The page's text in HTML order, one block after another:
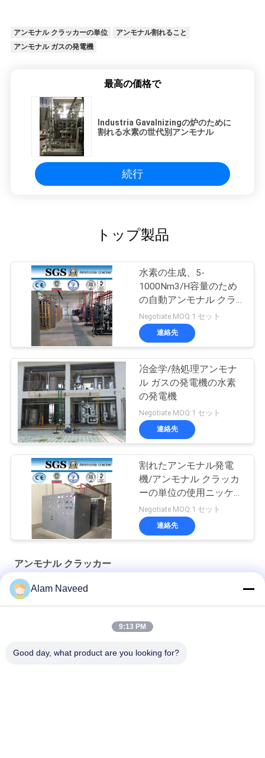
バ
シ
アンモナル クラッカーの単位
アンモナル割れること
アンモナル ガスの発電機
最高の価格で
Industria Gavalnizingの炉のために
割れる水素の世代別アンモナル
続行
トップ製品
水素の生成、5-
1000Nm3/H容量のため
の自動アンモナル クラ
ッカー
Negotiate MOQ:1 セット
連絡先
冶金学/熱処理アンモナ
ル ガスの発電機の水素
の発電機
Negotiate MOQ:1 セット
連絡先
割れたアンモナル発電
機/アンモナル クラッカ
ーの単位の使用ニッケル
の触媒
Negotiate MOQ:1 セット
連絡先
アンモナル クラッカー
アモニアクレイカー工場 水素生産,ガラス浮動ライン,鉄鋼産業
Alam Naveed
9:13 PM
Good day, what product are you looking for?